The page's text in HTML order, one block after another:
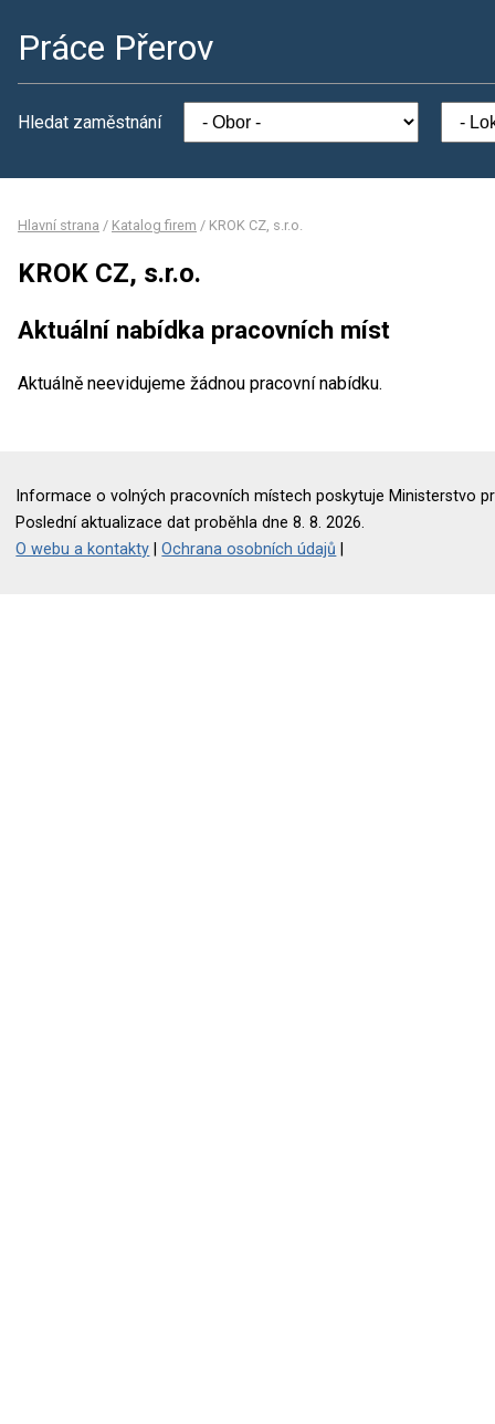
Práce Přerov
Hledat zaměstnání
Hlavní strana / Katalog firem / KROK CZ, s.r.o.
KROK CZ, s.r.o.
Aktuální nabídka pracovních míst
Aktuálně neevidujeme žádnou pracovní nabídku.
Informace o volných pracovních místech poskytuje Ministerstvo
Poslední aktualizace dat proběhla dne 8. 8. 2026.
O webu a kontakty |Ochrana osobních údajů